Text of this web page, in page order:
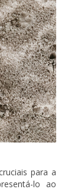
para a
lo ao